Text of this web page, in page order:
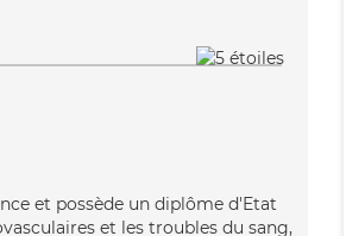
et possède un diplôme d'Etat
et les troubles du sang,